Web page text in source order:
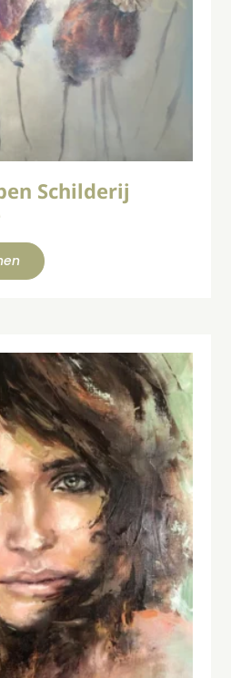
Schilderij